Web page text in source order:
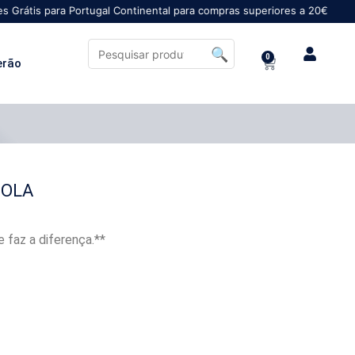
Portugal Continental para compras superiores a 20€
0
faz a diferença.**